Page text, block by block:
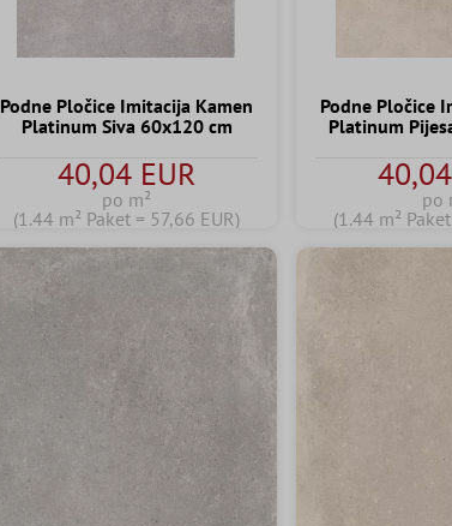
Podne Pločice Imitacija Kamen
Platinum Siva 60x120 cm
40,04 EUR
po m²
(1.44 m² Paket = 57,66 EUR)
Podne Pločice
Platinum
po
(1.44 m²